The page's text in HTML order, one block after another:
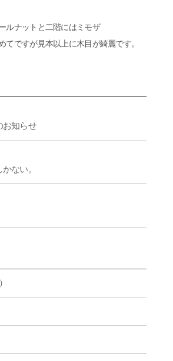
ルナットと二階にはミモザ
てですが見本以上に木目が綺麗です。
お知らせ
ない。